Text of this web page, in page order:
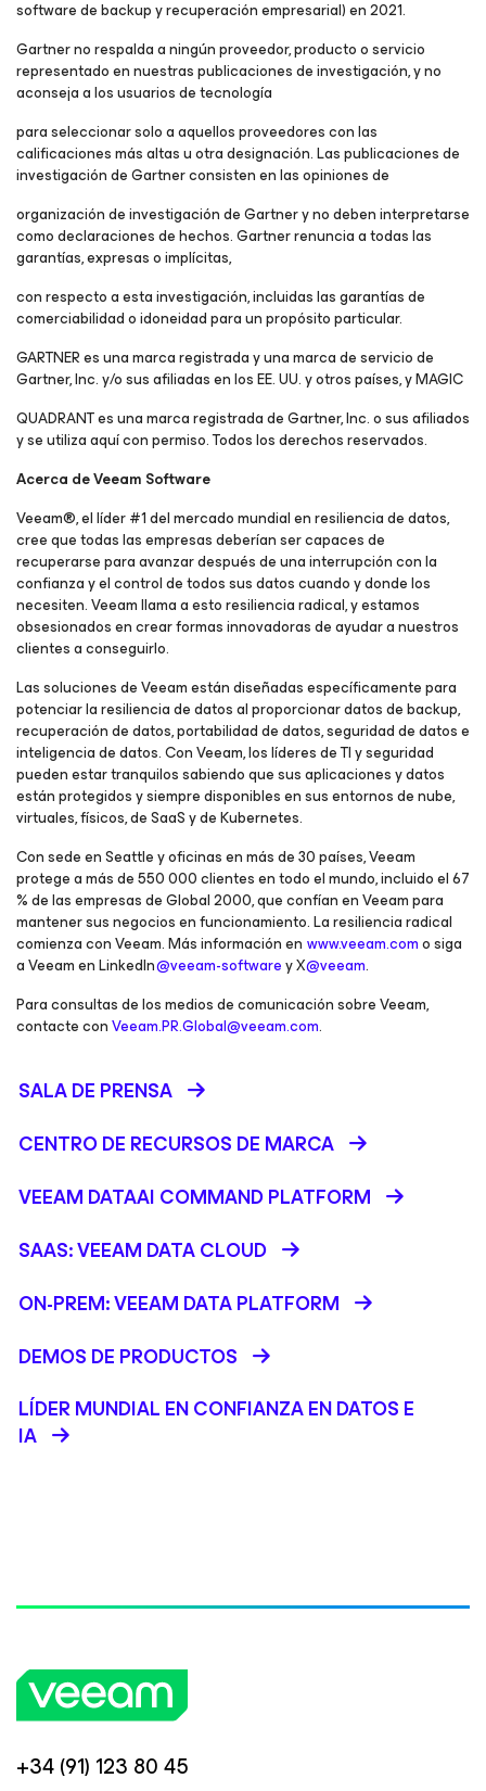
software de backup y recuperación empresarial) en 2021.
Gartner no respalda a ningún proveedor, producto o servicio
representado en nuestras publicaciones de investigación, y no
aconseja a los usuarios de tecnología
para seleccionar solo a aquellos proveedores con las
calificaciones más altas u otra designación. Las publicaciones de
investigación de Gartner consisten en las opiniones de
organización de investigación de Gartner y no deben interpretarse
como declaraciones de hechos. Gartner renuncia a todas las
garantías, expresas o implícitas,
con respecto a esta investigación, incluidas las garantías de
comerciabilidad o idoneidad para un propósito particular.
GARTNER es una marca registrada y una marca de servicio de
Gartner, Inc. y/o sus afiliadas en los EE. UU. y otros países, y MAGIC
QUADRANT es una marca registrada de Gartner, Inc. o sus afiliados
y se utiliza aquí con permiso. Todos los derechos reservados.
Acerca de Veeam Software
Veeam®, el líder #1 del mercado mundial en resiliencia de datos,
cree que todas las empresas deberían ser capaces de
recuperarse para avanzar después de una interrupción con la
confianza y el control de todos sus datos cuando y donde los
necesiten.​ Veeam llama a esto resiliencia radical, y estamos
obsesionados en crear formas innovadoras de ayudar a nuestros
clientes a conseguirlo.
Las soluciones de Veeam están diseñadas específicamente para
potenciar la resiliencia de datos al proporcionar datos de backup,
recuperación de datos, portabilidad de datos, seguridad de datos e
inteligencia de datos. ​Con Veeam, los líderes de TI y seguridad
pueden estar tranquilos sabiendo que sus aplicaciones y datos
están protegidos y siempre disponibles en sus entornos de nube,
virtuales, físicos, de SaaS y de Kubernetes.
Con sede en Seattle y oficinas en más de 30 países, Veeam
protege a más de 550 000 clientes en todo el mundo, incluido el 67
% de las empresas de Global 2000, que confían en Veeam para
mantener sus negocios en funcionamiento. ​La resiliencia radical
comienza con Veeam. Más información en www.veeam.como siga
a Veeam en LinkedIn@veeam-softwarey X@veeam.
Para consultas de los medios de comunicación sobre Veeam,
contacte conVeeam.PR.Global@veeam.com.
SALA DE PRENSA
CENTRO DE RECURSOS DE MARCA
VEEAM DATAAI COMMAND PLATFORM
SAAS: VEEAM DATA CLOUD
ON-PREM: VEEAM DATA PLATFORM
DEMOS DE PRODUCTOS
LÍDER MUNDIAL EN CONFIANZA EN DATOS E
IA
+34 (91) 123 80 45